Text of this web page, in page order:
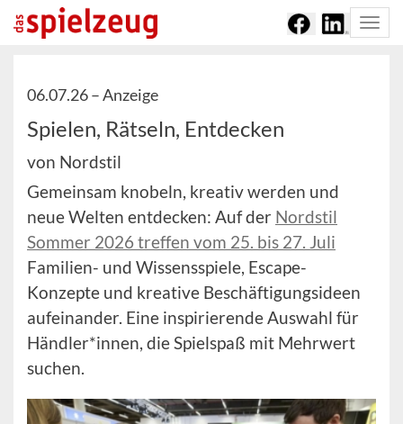
06.07.26 –Anzeige
Spielen, Rätseln, Entdecken
von Nordstil
Gemeinsam knobeln, kreativ werden und
neue Welten entdecken: Auf der Nordstil
Sommer 2026 treffen vom 25. bis 27. Juli
Familien- und Wissensspiele, Escape-
Konzepte und kreative Beschäftigungsideen
aufeinander. Eine inspirierende Auswahl für
Händler*innen, die Spielspaß mit Mehrwert
suchen.